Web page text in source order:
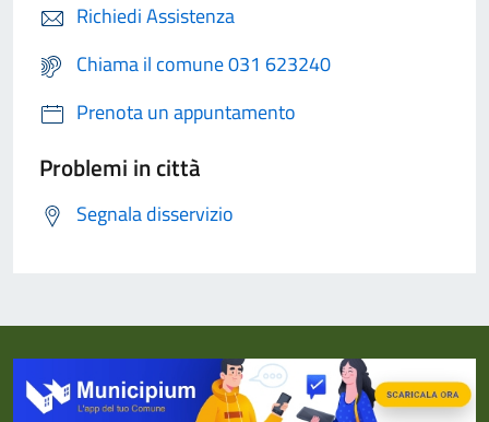
Richiedi Assistenza
Chiama il comune 031 623240
Prenota un appuntamento
Problemi in città
Segnala disservizio